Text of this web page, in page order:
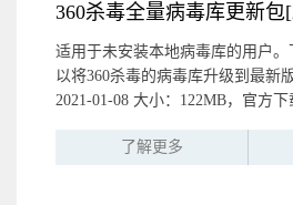
360杀毒全量病毒库更新包
适用于未安装本地病毒库的用户。
以将360杀毒的病毒库升级到最新
2021-01-08 大小：122MB，官方
了解更多